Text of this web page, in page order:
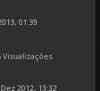
01:39
Visualizações
2012, 13:32